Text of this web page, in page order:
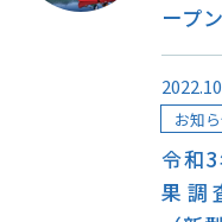
ープン
令和
果調
お知